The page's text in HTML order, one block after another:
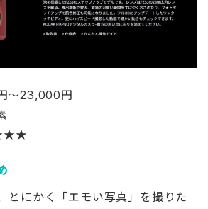
〜23,000円
とにかく「エモい写真」を撮りた